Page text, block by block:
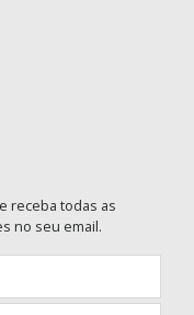
receba todas as
no seu email.